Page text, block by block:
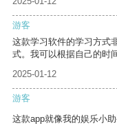
游客
这款学习软件的学习方式
式。我可以根据自己的时
2025-01-12
游客
这款app就像我的娱乐小